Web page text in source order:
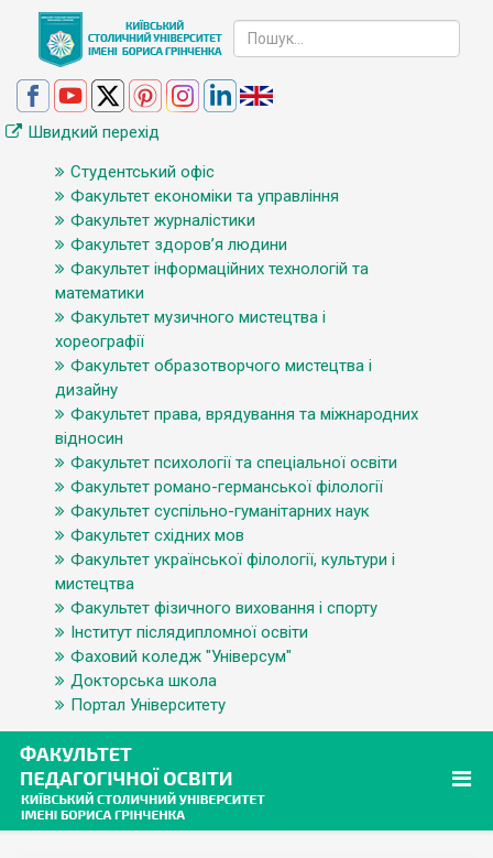
Швидкий перехід
Студентський офіс
Факультет економіки та управління
Факультет журналістики
Факультет здоров’я людини
Факультет інформаційних технологій та
математики
Факультет музичного мистецтва і
хореографії
Факультет образотворчого мистецтва і
дизайну
Факультет права, врядування та міжнародних
відносин
Факультет психології та спеціальної освіти
Факультет романо-германської філології
Факультет суспільно-гуманітарних наук
Факультет східних мов
Факультет української філології, культури і
мистецтва
Факультет фізичного виховання і спорту
Інститут післядипломної освіти
Фаховий коледж "Універсум"
Докторська школа
Портал Університету